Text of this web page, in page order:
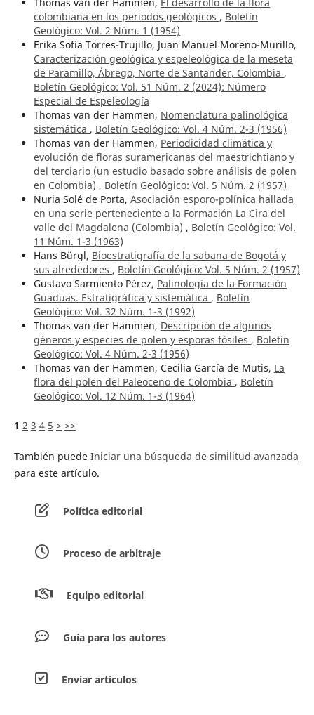
colombiana en los periodos geológicos , Boletín
Geológico: Vol. 2 Núm. 1 (1954)
Erika Sofía Torres-Trujillo, Juan Manuel Moreno-Murillo,
Caracterización geológica y espeleológica de la meseta
de Paramillo, Ábrego, Norte de Santander, Colombia ,
Boletín Geológico: Vol. 51 Núm. 2 (2024): Número
Especial de Espeleología
Thomas van der Hammen, Nomenclatura palinológica
sistemática , Boletín Geológico: Vol. 4 Núm. 2-3 (1956)
Thomas van der Hammen, Periodicidad climática y
evolución de floras suramericanas del maestrichtiano y
del terciario (un estudio basado sobre análisis de polen
en Colombia) , Boletín Geológico: Vol. 5 Núm. 2 (1957)
Nuria Solé de Porta, Asociación esporo-polínica hallada
en una serie perteneciente a la Formación La Cira del
valle del Magdalena (Colombia) , Boletín Geológico: Vol.
11 Núm. 1-3 (1963)
Hans Bürgl, Bioestratigrafía de la sabana de Bogotá y
sus alrededores , Boletín Geológico: Vol. 5 Núm. 2 (1957)
Gustavo Sarmiento Pérez, Palinología de la Formación
Guaduas. Estratigráfica y sistemática , Boletín
Geológico: Vol. 32 Núm. 1-3 (1992)
Thomas van der Hammen, Descripción de algunos
géneros y especies de polen y esporas fósiles , Boletín
Geológico: Vol. 4 Núm. 2-3 (1956)
Thomas van der Hammen, Cecilia García de Mutis, La
flora del polen del Paleoceno de Colombia , Boletín
Geológico: Vol. 12 Núm. 1-3 (1964)
1 2 3 4 5 > >>
También puede Iniciar una búsqueda de similitud avanzada
para este artículo.
Política editorial
Proceso de arbitraje
Equipo editorial
Guía para los autores
Envíar artículos